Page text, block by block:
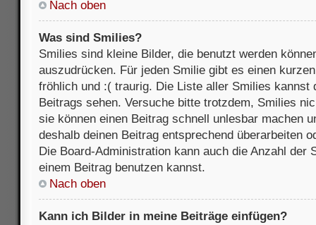
Nach oben
Was sind Smilies?
Smilies sind kleine Bilder, die benutzt werden
auszudrücken. Für jeden Smilie gibt es einen
fröhlich und :( traurig. Die Liste aller Smilies kannst
Beitrags sehen. Versuche bitte trotzdem, Smilies
sie können einen Beitrag schnell unlesbar machen
deshalb deinen Beitrag entsprechend überarbeiten
Die Board-Administration kann auch die Anzahl der
einem Beitrag benutzen kannst.
Nach oben
Kann ich Bilder in meine Beiträge einfügen?